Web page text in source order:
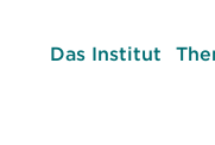
Das Institut